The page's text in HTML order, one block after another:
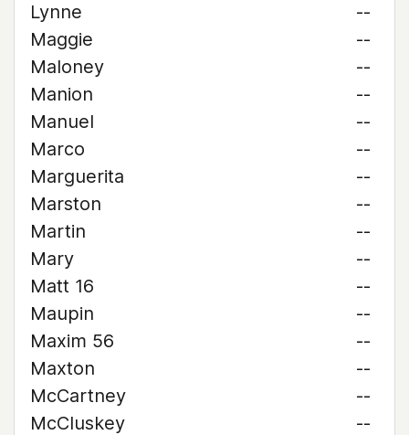
Lynne
--
Maggie
--
Maloney
--
Manion
--
Manuel
--
Marco
--
Marguerita
--
Marston
--
Martin
--
Mary
--
Matt 16
--
Maupin
--
Maxim 56
--
Maxton
--
McCartney
--
McCluskey
--